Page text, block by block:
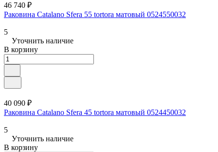
46 740 ₽
Раковина Catalano Sfera 55 tortora матовый 0524550032
5
Уточнить наличие
В корзину
40 090 ₽
Раковина Catalano Sfera 45 tortora матовый 0524450032
5
Уточнить наличие
В корзину